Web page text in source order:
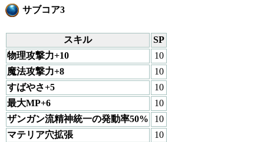
サブコア3
スキル
SP
物理攻撃力+10
10
魔法攻撃力+8
10
すばやさ+5
10
最大MP+6
10
ザンガン流精神統一の発動率50%
10
マテリア穴拡張
10